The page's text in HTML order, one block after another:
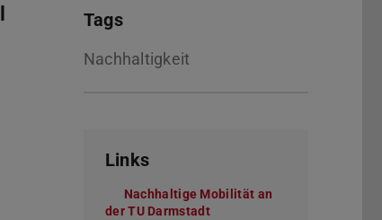
Tags
Nachhaltigkeit
Links
Nachhaltige Mobilität an
der TU Darmstadt